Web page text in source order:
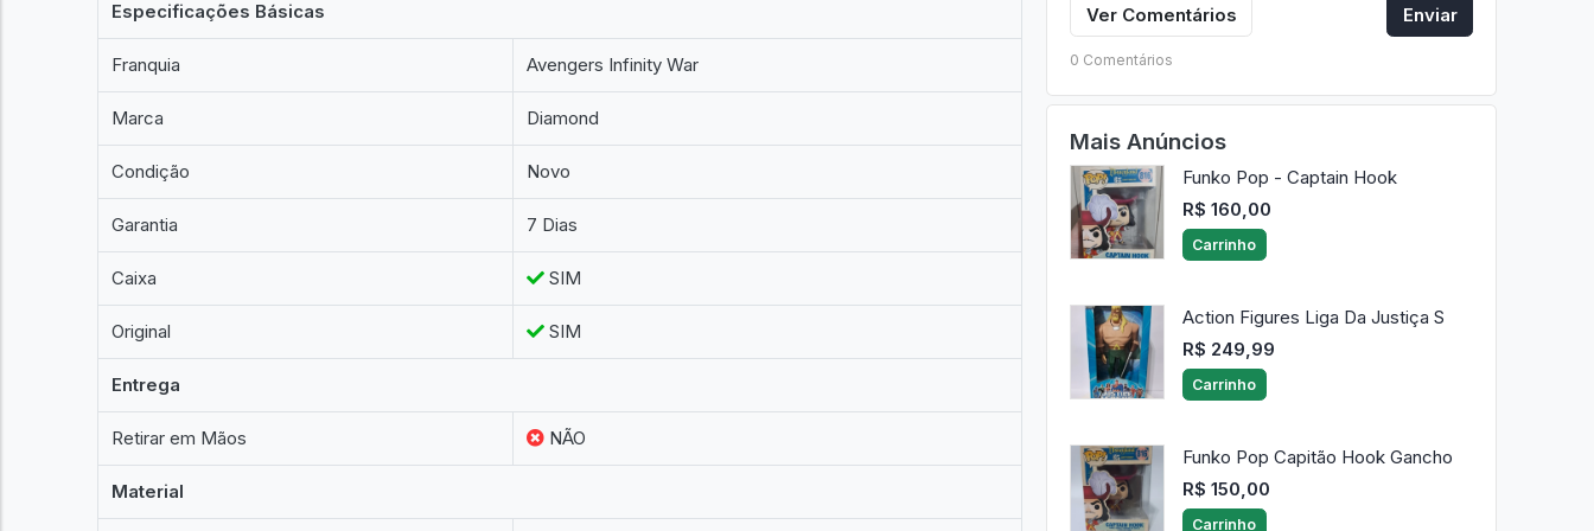
Especificações Básicas
Franquia Avengers Infinity War
Marca Diamond
Condição Novo
Garantia 7 Dias
Caixa SIM
Original SIM
Entrega
Retirar em Mãos NÃO
Material
Ver Comentários Enviar
0 Comentários
Mais Anúncios
Funko Pop - Captain Hook
R$ 160,00
Carrinho
Action Figures Liga Da Justiça S
R$ 249,99
Carrinho
Funko Pop Capitão Hook Gancho
R$ 150,00
Carrinho